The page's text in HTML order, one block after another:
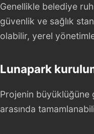
Genellikle belediye
güvenlik ve sağlık
olabilir, yerel
Lunapark
Projenin büyüklüğüne
arasında